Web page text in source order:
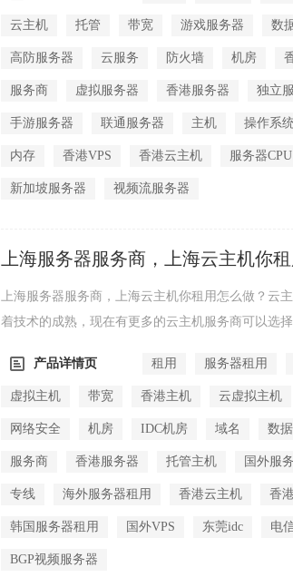
云主机 托管 带宽 游戏服务器 数
高防服务器 云服务 防火墙 机房
服务商 虚拟服务器 香港服务器 独立
手游服务器 联通服务器 主机 操作系
内存 香港VPS 香港云主机 服务器CPU
新加坡服务器 视频流服务器
上海服务器服务商，上海云主机你
上海服务器服务商，上海云主机你租用怎么做？云
着技术的成熟，现在有更多的云主机服务商可以选
产品详情页
租用 服务器租用
虚拟主机 带宽 香港主机 云虚拟主机
网络安全 机房 IDC机房 域名 数
服务商 香港服务器 托管主机 国外服
专线 海外服务器租用 香港云主机 香
韩国服务器租用 国外VPS 东莞idc 电
BGP视频服务器